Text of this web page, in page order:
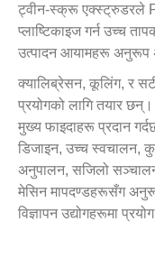
ट्वीन-स्क्रू एक्स्ट्रुडरले
प्लाष्टिकाइज गर्न उच्च
उत्पादन आयामहरू अनुरूप
क्यालिब्रेसन, कूलिंग, र
प्रयोगको लागि तयार
मुख्य फाइदाहरू प्रदान
डिजाइन, उच्च स्वचालन,
अनुपालन, सजिलो
मेसिन मापदण्डहरूसँग
विज्ञापन उद्योगहरूमा